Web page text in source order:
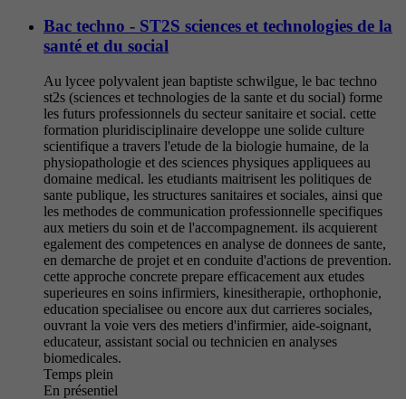
Bac techno - ST2S sciences et technologies de la
santé et du social
Au lycee polyvalent jean baptiste schwilgue, le bac techno
st2s (sciences et technologies de la sante et du social) forme
les futurs professionnels du secteur sanitaire et social. cette
formation pluridisciplinaire developpe une solide culture
scientifique a travers l'etude de la biologie humaine, de la
physiopathologie et des sciences physiques appliquees au
domaine medical. les etudiants maitrisent les politiques de
sante publique, les structures sanitaires et sociales, ainsi que
les methodes de communication professionnelle specifiques
aux metiers du soin et de l'accompagnement. ils acquierent
egalement des competences en analyse de donnees de sante,
en demarche de projet et en conduite d'actions de prevention.
cette approche concrete prepare efficacement aux etudes
superieures en soins infirmiers, kinesitherapie, orthophonie,
education specialisee ou encore aux dut carrieres sociales,
ouvrant la voie vers des metiers d'infirmier, aide-soignant,
educateur, assistant social ou technicien en analyses
biomedicales.
Temps plein
En présentiel